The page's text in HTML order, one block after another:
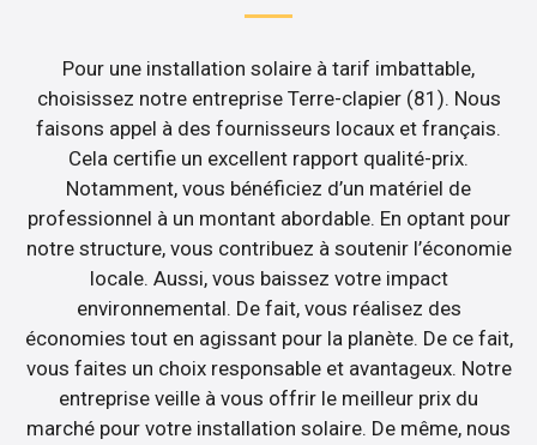
Pour une installation solaire à tarif imbattable,
choisissez notre entreprise Terre-clapier (81). Nous
faisons appel à des fournisseurs locaux et français.
Cela certifie un excellent rapport qualité-prix.
Notamment, vous bénéficiez d’un matériel de
professionnel à un montant abordable. En optant pour
notre structure, vous contribuez à soutenir l’économie
locale. Aussi, vous baissez votre impact
environnemental. De fait, vous réalisez des
économies tout en agissant pour la planète. De ce fait,
vous faites un choix responsable et avantageux. Notre
entreprise veille à vous offrir le meilleur prix du
marché pour votre installation solaire. De même, nous